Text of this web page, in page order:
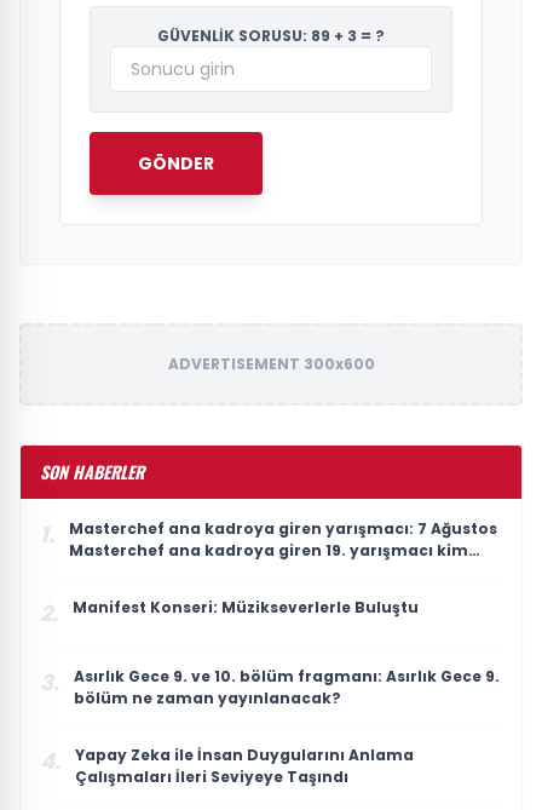
GÜVENLİK SORUSU: 89 + 3 = ?
GÖNDER
ADVERTISEMENT 300x600
SON HABERLER
1.
Masterchef ana kadroya giren yarışmacı: 7 Ağustos
Masterchef ana kadroya giren 19. yarışmacı kim
2. Manifest Konseri: Müzikseverlerle Buluştu
3.
Asırlık Gece 9. ve 10. bölüm fragmanı: Asırlık Gece 9.
bölüm ne zaman yayınlanacak?
4.
Yapay Zeka ile İnsan Duygularını Anlama
Çalışmaları İleri Seviyeye Taşındı